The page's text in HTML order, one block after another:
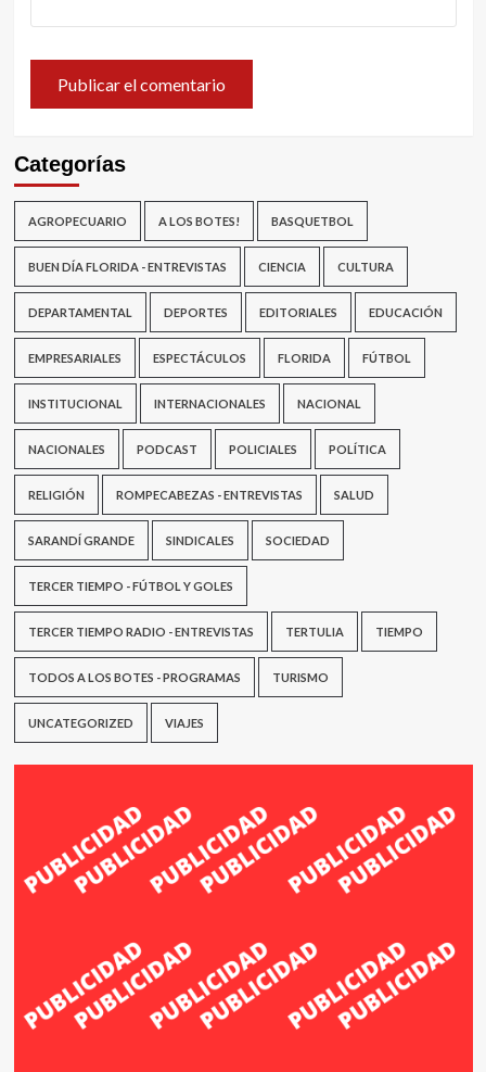
Categorías
AGROPECUARIO A LOS BOTES! BASQUETBOL
BUEN DÍA FLORIDA - ENTREVISTAS CIENCIA CULTURA
DEPARTAMENTAL DEPORTES EDITORIALES EDUCACIÓN
EMPRESARIALES ESPECTÁCULOS FLORIDA FÚTBOL
INSTITUCIONAL INTERNACIONALES NACIONAL
NACIONALES PODCAST POLICIALES POLÍTICA
RELIGIÓN ROMPECABEZAS - ENTREVISTAS SALUD
SARANDÍ GRANDE SINDICALES SOCIEDAD
TERCER TIEMPO - FÚTBOL Y GOLES
TERCER TIEMPO RADIO - ENTREVISTAS TERTULIA TIEMPO
TODOS A LOS BOTES - PROGRAMAS TURISMO
UNCATEGORIZED VIAJES